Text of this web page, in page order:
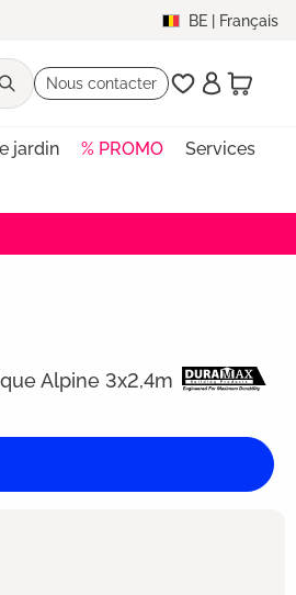
BE | Français
Nous contacter
jardin % PROMO Services
Alpine 3x2,4m